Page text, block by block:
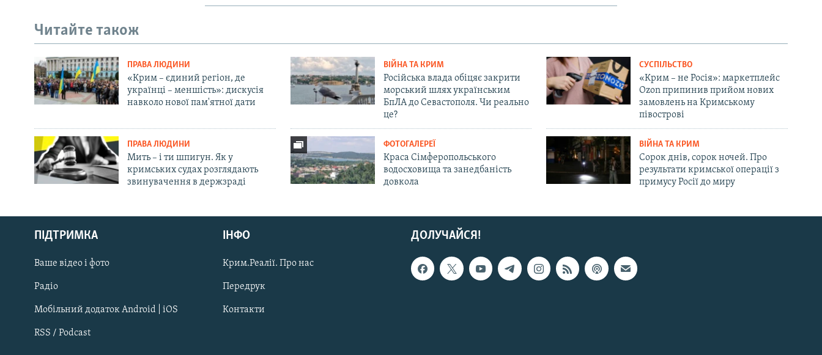
Русский
Qırımtatar
ДОЛУЧАЙСЯ!
Читайте також
ПРАВА ЛЮДИНИ
«Крим – єдиний регіон, де
українці – меншість»: дискусія
навколо нової пам'ятної дати
ВІЙНА ТА КРИМ
Російська влада обіцяє закрити
морський шлях українським
БпЛА до Севастополя. Чи реально
це?
СУСПІЛЬСТВО
«Крим – не Росія»: маркетплейс
Ozon припинив прийом нових
замовлень на Кримському
півострові
ПРАВА ЛЮДИНИ
Мить – і ти шпигун. Як у
кримських судах розглядають
звинувачення в держзраді
ФОТОГАЛЕРЕЇ
Краса Сімферопольського
водосховища та занедбаність
довкола
ВІЙНА ТА КРИМ
Сорок днів, сорок ночей. Про
результати кримської операції з
примусу Росії до миру
ДОЛУЧАЙСЯ!
ПІДТРИМКА
Ваше відео і фото
Радіо
Мобільний додаток Android | iOS
RSS / Podcast
ІНФО
Крим.Реалії. Про нас
Передрук
Контакти